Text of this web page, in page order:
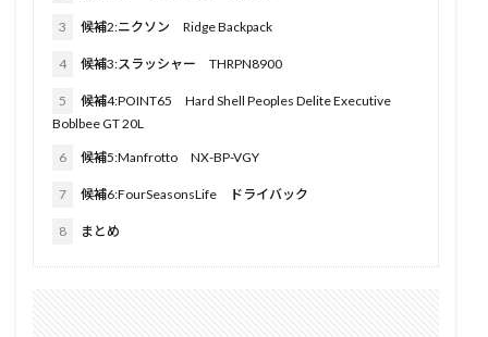
3 候補2:ニクソン Ridge Backpack
4 候補3:スラッシャー THRPN8900
5
候補4:POINT65 Hard Shell Peoples Delite Executive
Boblbee GT 20L
6 候補5:Manfrotto NX-BP-VGY
7 候補6:FourSeasonsLife ドライバック
8 まとめ